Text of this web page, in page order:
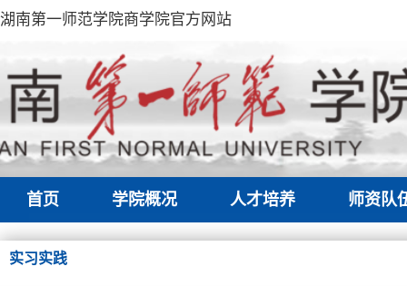
湖南第一师范学院商学院官方网站
首页 学院概况 人才培养 师资队
实习实践